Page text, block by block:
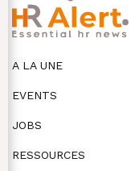
A LA UNE
EVENTS
JOBS
RESSOURCES